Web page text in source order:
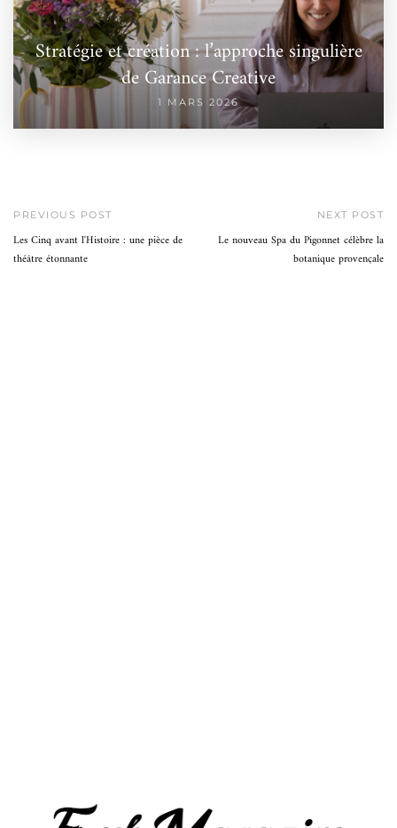
Stratégie et création : l’approche singulière
de Garance Creative
1 MARS 2026
PREVIOUS POST
Les Cinq avant l'Histoire : une pièce de
théâtre étonnante
NEXT POST
Le nouveau Spa du Pigonnet célèbre la
botanique provençale